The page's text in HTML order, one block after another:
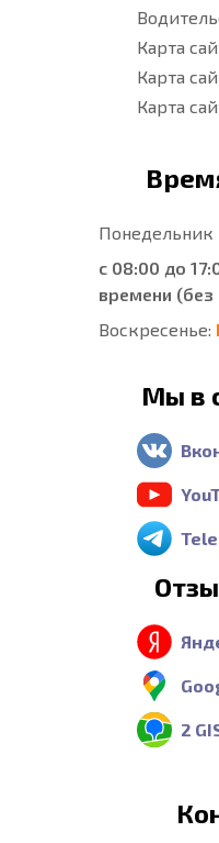
Карта
Карта
Карта
Понедельник
с 08:00 до
времени
Воскресенье:
Мы в
2